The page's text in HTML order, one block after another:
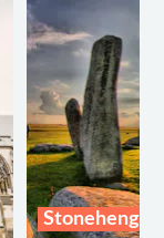
Stonehenge